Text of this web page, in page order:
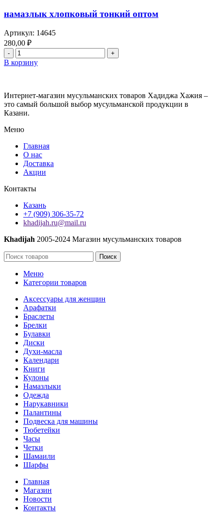
намазлык хлопковый тонкий оптом
Артикул: 14645
280,00 ₽
Количество
товара
намазлык
оптом
В корзину
Интернет-магазин мусульманских товаров Хадиджа Хажия –
это самый большой выбор мусульманской продукции в
Казани.
Меню
Главная
О нас
Доставка
Акции
Контакты
Казань
+7 (909) 306-35-72
khadijah.ru@mail.ru
Khadijah 2005-2024 Магазин мусульманских товаров
Поиск
Меню
Категории товаров
Аксессуары для женщин
Арафатки
Браслеты
Брелки
Булавки
Диски
Духи-масла
Календари
Книги
Кулоны
Намазлыки
Одежда
Нарукавники
Палантины
Подвеска для машины
Тюбетейки
Часы
Четки
Шамаили
Шарфы
Главная
Магазин
Новости
Контакты